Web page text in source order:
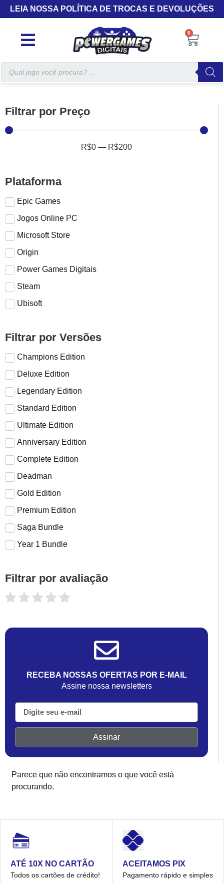
LEIA NOSSA POLÍTICA DE TROCAS E DEVOLUÇÕES
0
Filtrar por Preço
R$0 — R$200
Plataforma
Epic Games
Jogos Online PC
Microsoft Store
Origin
Power Games Digitais
Steam
Ubisoft
Filtrar por Versões
Champions Edition
Deluxe Edition
Legendary Edition
Standard Edition
Ultimate Edition
Anniversary Edition
Complete Edition
Deadman
Gold Edition
Premium Edition
Saga Bundle
Year 1 Bundle
Filtrar por avaliação
RECEBA NOSSAS OFERTAS POR E-MAIL
Assine nossa newsletters
Assinar
Parece que não encontramos o que você está
procurando.
ATÉ 10X NO CARTÃO
Todos os cartões de crédito!
ACEITAMOS PIX
Pagamento rápido e simples